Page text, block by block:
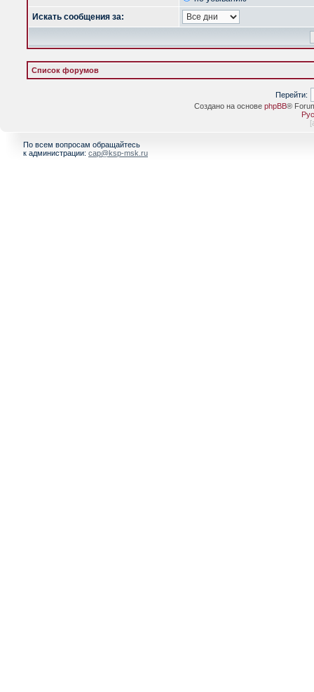
Искать сообщения за:
Список форумов
Перейти:
Создано на основе phpBB®
[
По всем вопросам обращайтесь
к администрации: cap@ksp-msk.ru